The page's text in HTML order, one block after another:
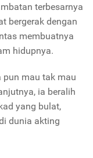
terbesarnya
bergerak dengan
membuatnya
hidupnya.
pun mau tak mau
ia beralih
yang bulat,
dunia akting